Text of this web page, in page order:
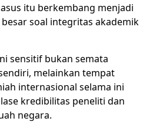
itu berkembang menjadi
soal integritas akademik
sensitif bukan semata
melainkan tempat
internasional selama ini
kredibilitas peneliti dan
negara.